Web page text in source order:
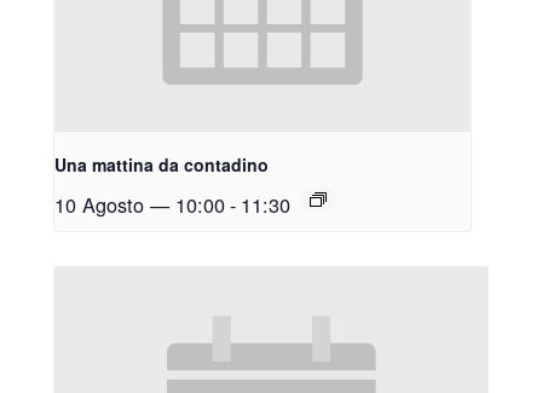
Una mattina da contadino
10 Agosto — 10:00- 11:30